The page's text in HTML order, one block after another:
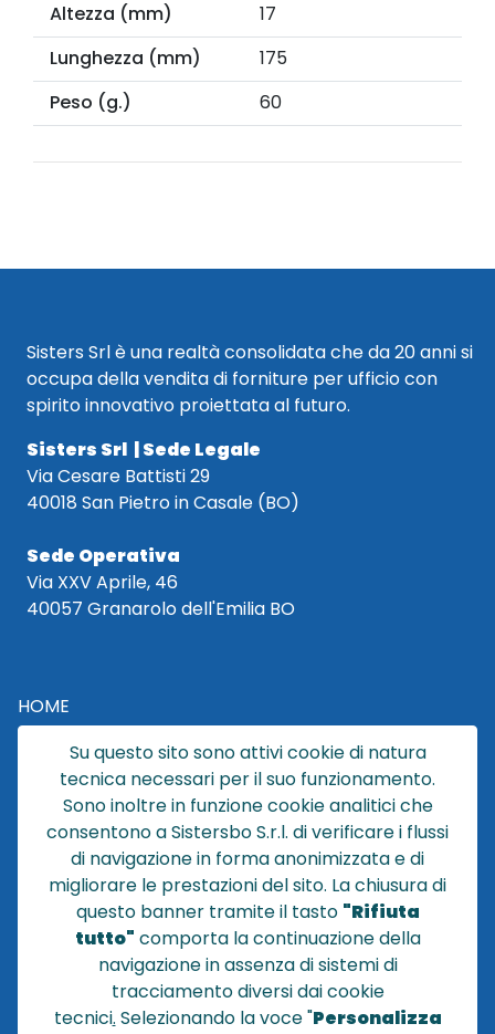
Altezza (mm)
17
Lunghezza (mm)
175
Peso (g.)
60
Sisters Srl è una realtà consolidata che da 20 anni si
occupa della vendita di forniture per ufficio con
spirito innovativo proiettata al futuro.
Sisters Srl | Sede Legale
Via Cesare Battisti 29
40018 San Pietro in Casale (BO)
Sede Operativa
Via XXV Aprile, 46
40057 Granarolo dell'Emilia BO
HOME
CATALOGO
CHI SIAMO
NEWS
CONTATTACI
CONDIZIONI DI VENDITA
POLICY PRIVACY
NOTE LEGALI
Su questo sito sono attivi cookie di natura
tecnica necessari per il suo funzionamento.
Sono inoltre in funzione cookie analitici che
consentono a Sistersbo S.r.l. di verificare i flussi
di navigazione in forma anonimizzata e di
migliorare le prestazioni del sito. La chiusura di
questo banner tramite il tasto "Rifiuta
tutto" comporta la continuazione della
navigazione in assenza di sistemi di
tracciamento diversi dai cookie
tecnici. Selezionando la voce "Personalizza